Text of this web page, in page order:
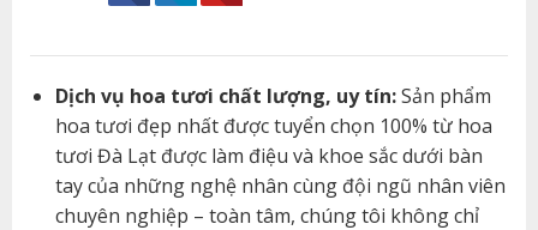
Dịch vụ hoa tươi chất lượng, uy tín:Sản phẩm
hoa tươi đẹp nhất được tuyển chọn 100% từ hoa
tươi Đà Lạt được làm điệu và khoe sắc dưới bàn
tay của những nghệ nhân cùng đội ngũ nhân viên
chuyên nghiệp – toàn tâm, chúng tôi không chỉ